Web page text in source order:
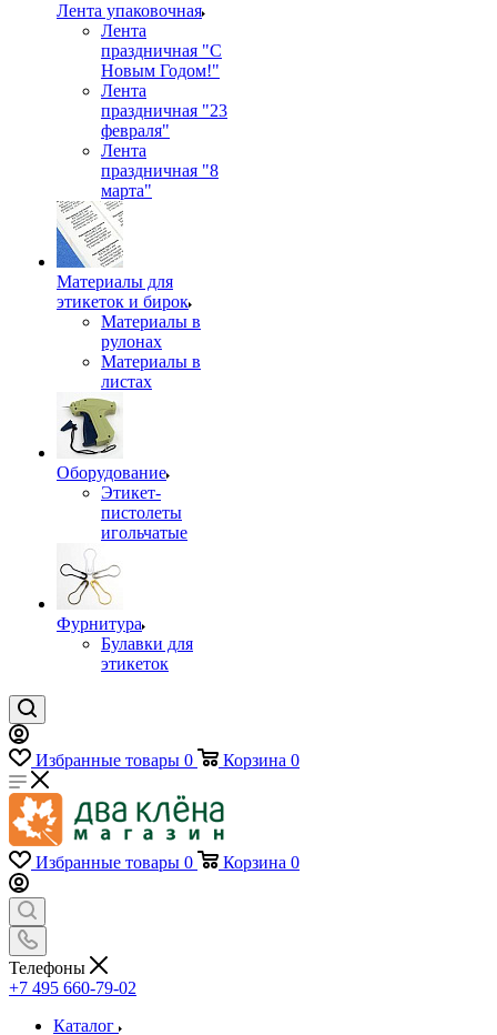
Лента упаковочная
Лента
праздничная "С
Новым Годом!"
Лента
праздничная "23
февраля"
Лента
праздничная "8
марта"
Материалы для
этикеток и бирок
Материалы в
рулонах
Материалы в
листах
Оборудование
Этикет-
пистолеты
игольчатые
Фурнитура
Булавки для
этикеток
Избранные товары 0 Корзина 0
Избранные товары 0 Корзина 0
Телефоны
+7 495 660-79-02
Каталог